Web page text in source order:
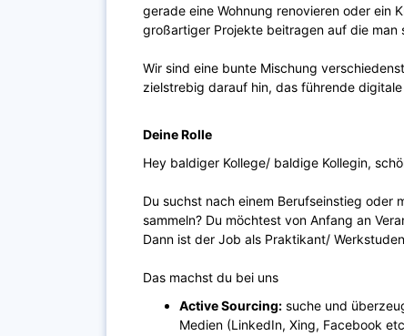
gerade eine Wohnung renovieren oder ein
großartiger Projekte beitragen auf die man
Wir sind eine bunte Mischung
zielstrebig darauf hin, das führende
Deine Rolle
Hey baldiger Kollege/ baldige Kollegin,
Du suchst nach einem Berufseinstieg oder
sammeln? Du möchtest von Anfang an
Dann ist der Job als Praktikant/
Das machst du bei uns
Active Sourcing: suche und
Medien (LinkedIn, Xing, Facebook